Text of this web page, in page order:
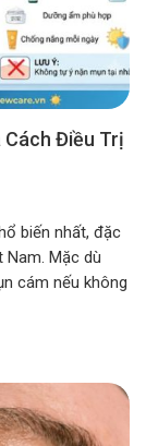
Cách Điều Trị
biến nhất, đặc
Nam. Mặc dù
cám nếu không